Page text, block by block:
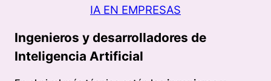
IA EN EMPRESAS
Ingenieros y desarrolladores de
Inteligencia Artificial